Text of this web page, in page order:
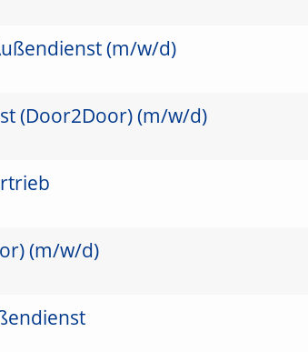
(m/w/d)
(Door2Door) (m/w/d)
(m/w/d)